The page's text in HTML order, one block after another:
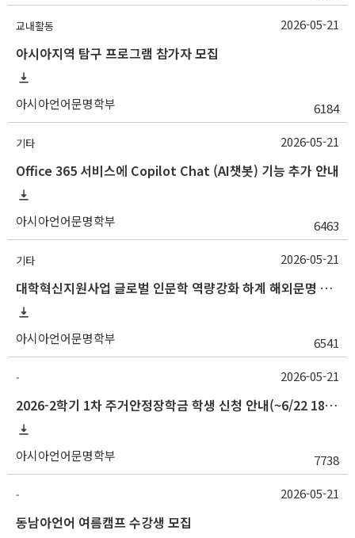
교내활동
아시아지역 탐구 프로그램 참가자 모집
아시아언어문명학부 6184
2026-05-21
기타
Office 365 서비스에 Copilot Chat (AI챗봇) 기능 추가 안내
아시아언어문명학부 6463
2026-05-21
기타
대학혁신지원사업 글로벌 인문학 역량강화 하계 해외문명 탐방 프로그램 개최 안내
아시아언어문명학부 6541
2026-05-21
-
2026-2학기 1차 주거안정장학금 학생 신청 안내(~6/22 18:00)
아시아언어문명학부 7738
2026-05-21
-
동남아언어 여름캠프 수강생 모집
2026-05-21